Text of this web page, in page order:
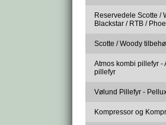
Reservedele Scotte /
Blackstar / RTB /
Scotte / Woody
Atmos kombi pillefyr -
pillefyr
Vølund Pillefyr -
Kompressor og